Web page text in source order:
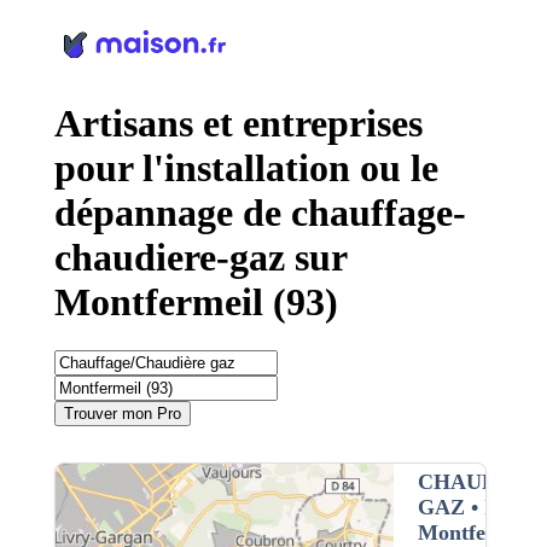
Artisans et entreprises
pour l'installation ou le
dépannage de chauffage-
chaudiere-gaz sur
Montfermeil (93)
Trouver mon Pro
GAZ •
Montfermeil